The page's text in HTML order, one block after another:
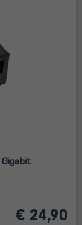
€ 24,90